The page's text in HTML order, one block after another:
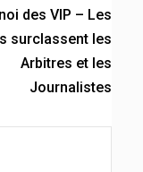
des VIP – Les
surclassent les
Arbitres et les
Journalistes